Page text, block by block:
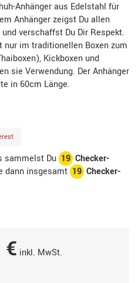
Anhänger aus Edelstahl für
Anhänger zeigst Du allen
verschaffst Du Dir Respekt.
nur im traditionellen Boxen zum
Kickboxen und
sie Verwendung. Der Anhänger
in 60cm Länge.
sammelst Du 19 Checker-
dann insgesamt 19 Checker-
€ inkl. MwSt.